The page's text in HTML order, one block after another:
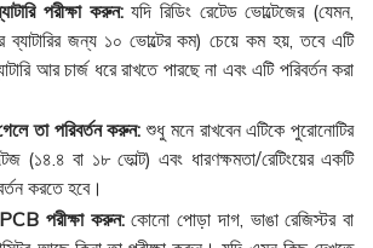
পরীক্ষা করুন:যদি রিডিং রেটেড ভোল্টেজের (যেমন,
ব্যাটারির জন্য ১০ ভোল্টের কম) চেয়ে কম হয়, তবে এটি
আর চার্জ ধরে রাখতে পারছে না এবং এটি পরিবর্তন করা
গেলে তা পরিবর্তন করুন:শুধু মনে রাখবেন এটিকে পুরোনোটির
(১৪.৪ বা ১৮ ভোল্ট) এবং ধারণক্ষমতা/রেটিংয়ের একটি
করতে হবে।
PCB পরীক্ষা করুন:কোনো পোড়া দাগ, ভাঙা রেজিস্টর বা